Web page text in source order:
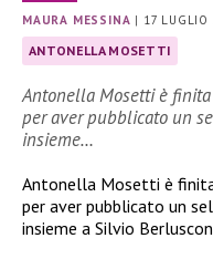
MAURA MESSINA | 17 LUGLIO
ANTONELLA MOSETTI
Antonella Mosetti è
per aver pubblicato un
insieme…
Antonella Mosetti è
per aver pubblicato un
insieme a Silvio